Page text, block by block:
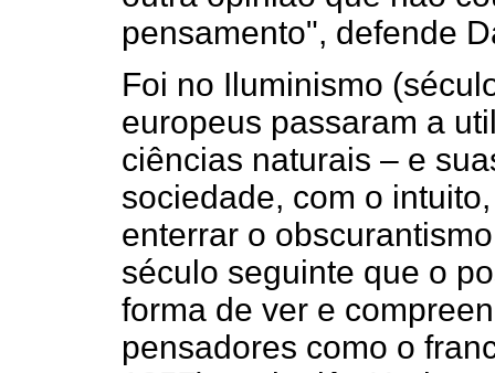
pensamento", defende
Foi no Iluminismo
europeus passaram a
ciências naturais – e
sociedade, com o
enterrar o
século seguinte que o
forma de ver e
pensadores como o